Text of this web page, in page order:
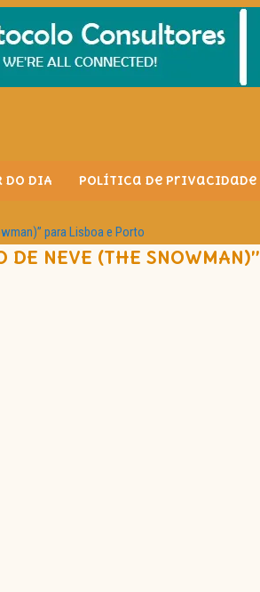
DO DIA Política de Privacidade
para Lisboa e Porto
DE NEVE (THE SNOWMAN)”